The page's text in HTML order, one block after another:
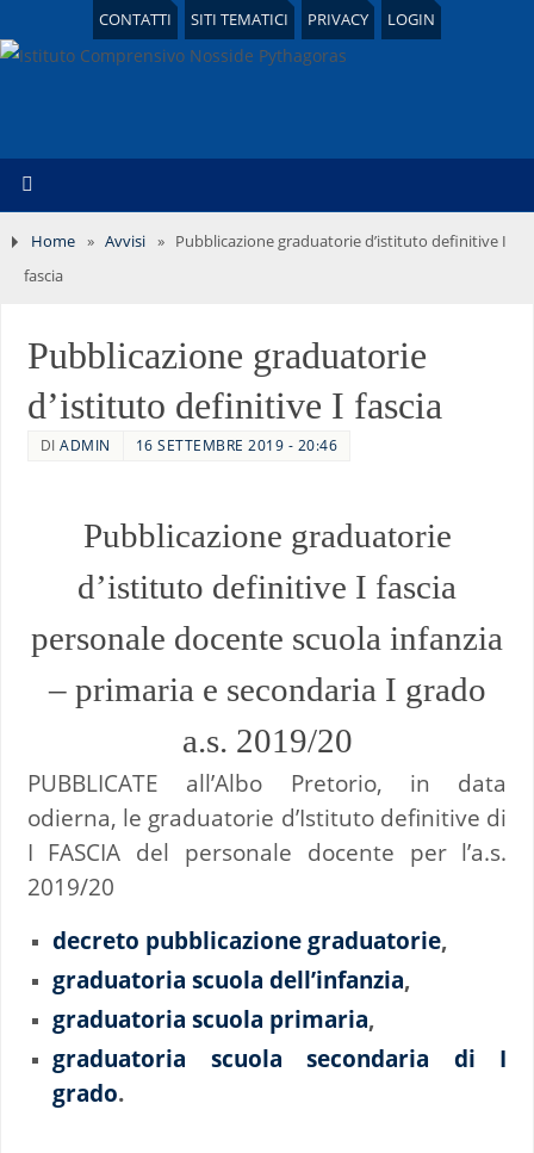
CONTATTI SITI TEMATICI PRIVACY LOGIN
Home » Avvisi » Pubblicazione graduatorie d’istituto definitive I
fascia
Pubblicazione graduatorie
d’istituto definitive I fascia
DIADMIN 16 SETTEMBRE 2019 - 20:46
Pubblicazione graduatorie
d’istituto definitive I fascia
personale docente scuola infanzia
– primaria e secondaria I grado
a.s. 2019/20
PUBBLICATE all’Albo Pretorio, in data
odierna, le graduatorie d’Istituto definitive di
I FASCIA del personale docente per l’a.s.
2019/20
decreto pubblicazione graduatorie,
graduatoria scuola dell’infanzia,
graduatoria scuola primaria,
graduatoria scuola secondaria di I
grado.